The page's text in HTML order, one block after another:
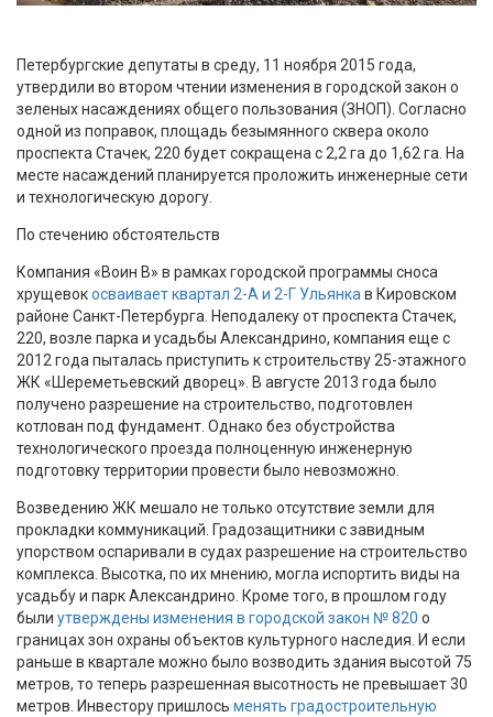
Петербургские депутаты в среду, 11 ноября 2015 года,
утвердили во втором чтении изменения в городской закон о
зеленых насаждениях общего пользования (ЗНОП). Согласно
одной из поправок, площадь безымянного сквера около
проспекта Стачек, 220 будет сокращена с 2,2 га до 1,62 га. На
месте насаждений планируется проложить инженерные сети
и технологическую дорогу.
По стечению обстоятельств
Компания «Воин В» в рамках городской программы сноса
хрущевокосваивает квартал 2-А и 2-Г Ульянка в Кировском
районе Санкт-Петербурга. Неподалеку от проспекта Стачек,
220, возле парка и усадьбы Александрино, компания еще с
2012 года пыталась приступить к строительству 25-этажного
ЖК «Шереметьевский дворец». В августе 2013 года было
получено разрешение на строительство, подготовлен
котлован под фундамент. Однако без обустройства
технологического проезда полноценную инженерную
подготовку территории провести было невозможно.
Возведению ЖК мешало не только отсутствие земли для
прокладки коммуникаций. Градозащитники с завидным
упорством оспаривали в судах разрешение на строительство
комплекса. Высотка, по их мнению, могла испортить виды на
усадьбу и парк Александрино. Кроме того, в прошлом году
были утверждены изменения в городской закон № 820 о
границах зон охраны объектов культурного наследия. И если
раньше в квартале можно было возводить здания высотой 75
метров, то теперь разрешенная высотность не превышает 30
метров. Инвестору пришлось менять градостроительную